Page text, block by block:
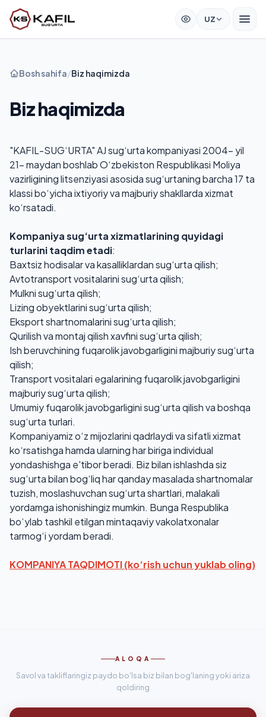
UZ
Bosh sahifa/Biz haqimizda
Biz haqimizda
"KAFIL-SUG‘URTA" AJ sug‘urta kompaniyasi 2004- yil
21- maydan boshlab O‘zbekiston Respublikasi Moliya
vazirligining litsenziyasi asosida sug‘urtaning barcha 17 ta
klassi bo‘yicha ixtiyoriy va majburiy shakllarda xizmat
ko‘rsatadi.
Kompaniya sug‘urta xizmatlarining quyidagi
turlarini taqdim etadi:
Baxtsiz hodisalar va kasalliklardan sug‘urta qilish;
Avtotransport vositalarini sug‘urta qilish;
Mulkni sug‘urta qilish;
Lizing obyektlarini sug‘urta qilish;
Eksport shartnomalarini sug‘urta qilish;
Qurilish va montaj qilish xavfini sug‘urta qilish;
Ish beruvchining fuqarolik javobgarligini majburiy sug‘urta
qilish;
Transport vositalari egalarining fuqarolik javobgarligini
majburiy sug‘urta qilish;
Umumiy fuqarolik javobgarligini sug‘urta qilish va boshqa
sug‘urta turlari.
Kompaniyamiz o‘z mijozlarini qadrlaydi va sifatli xizmat
ko‘rsatishga hamda ularning har biriga individual
yondashishga e'tibor beradi. Biz bilan ishlashda siz
sug‘urta bilan bog‘liq har qanday masalada shartnomalar
tuzish, moslashuvchan sug‘urta shartlari, malakali
yordamga ishonishingiz mumkin. Bunga Respublika
bo‘ylab tashkil etilgan mintaqaviy vakolatxonalar
tarmog‘i yordam beradi.
KOMPANIYA TAQDIMOTI (ko‘rish uchun yuklab oling)
ALOQA
Savol va takliflaringiz paydo bo'lsa biz bilan bog'laning yoki ariza
qoldiring